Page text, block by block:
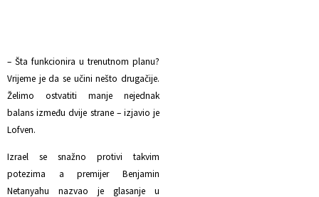
– Šta funkcionira u trenutnom planu?
Vrijeme je da se učini nešto drugačije.
Želimo ostvatiti manje nejednak
balans između dvije strane – izjavio je
Lofven.
Izrael se snažno protivi takvim
potezima a premijer Benjamin
Netanyahu nazvao je glasanje u